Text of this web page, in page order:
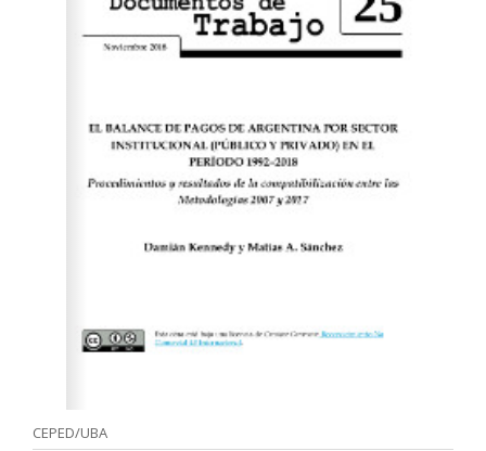
CEPED/UBA